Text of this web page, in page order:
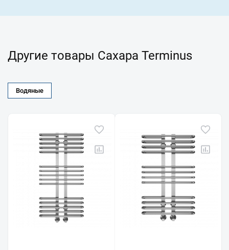
Другие товары Сахара Terminus
Водяные